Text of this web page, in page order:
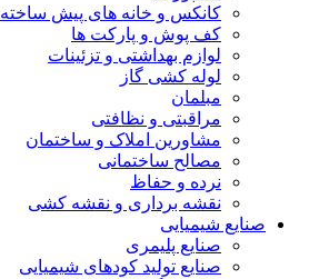
کانکس و خانه های پیش ساخته
کف پوش و پارکت ها
لوازم بهداشتی و تزئینات
لوله کشی گاز
مبلمان
مراقبتی و نظافتی
مشاورین املاک و ساختمان
مصالح ساختمانی
نرده و حفاظ
نقشه برداری و نقشه کشی
صنایع شیمیایی
صنایع پلیمری
صنایع تولید کودهای شیمیایی